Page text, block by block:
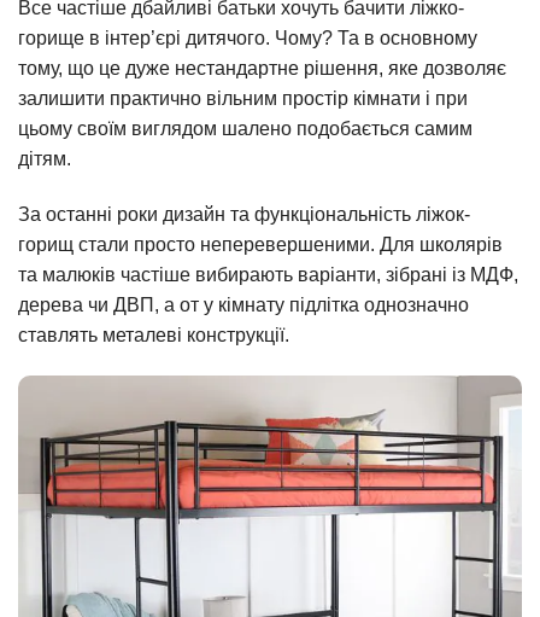
Все частіше дбайливі батьки хочуть бачити ліжко-
горище в інтер’єрі дитячого. Чому? Та в основному
тому, що це дуже нестандартне рішення, яке дозволяє
залишити практично вільним простір кімнати і при
цьому своїм виглядом шалено подобається самим
дітям.
За останні роки дизайн та функціональність ліжок-
горищ стали просто неперевершеними. Для школярів
та малюків частіше вибирають варіанти, зібрані із МДФ,
дерева чи ДВП, а от у кімнату підлітка однозначно
ставлять металеві конструкції.